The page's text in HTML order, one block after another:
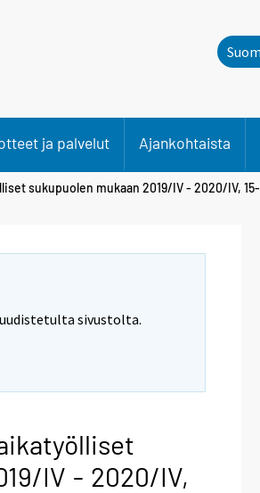
ja palvelut Ajankohtaista
sukupuolen mukaan 2019/IV - 2020/IV, 15-
sivustolta.
IV - 2020/IV,